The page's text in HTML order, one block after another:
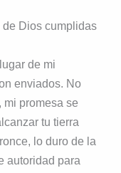
de Dios cumplidas
de mi
enviados. No
mi promesa se
tu tierra
lo duro de la
autoridad para